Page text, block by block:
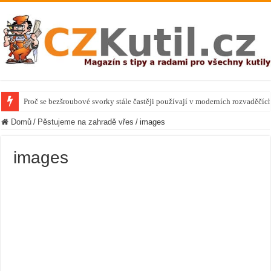
Proč se bezšroubové svorky stále častěji používají v moderních
Domů / Pěstujeme na zahradě vřes / images
images